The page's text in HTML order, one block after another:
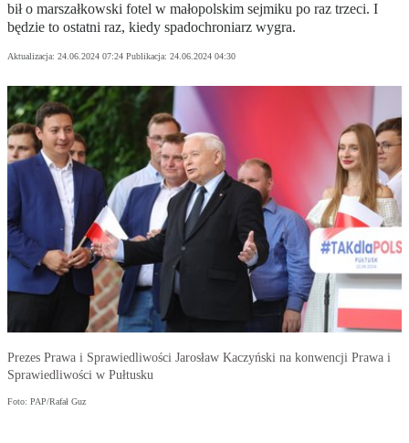
bił o marszałkowski fotel w małopolskim sejmiku po raz trzeci. I
będzie to ostatni raz, kiedy spadochroniarz wygra.
Aktualizacja: 24.06.2024 07:24 Publikacja: 24.06.2024 04:30
Prezes Prawa i Sprawiedliwości Jarosław Kaczyński na konwencji Prawa i
Sprawiedliwości w Pułtusku
Foto: PAP/Rafał Guz